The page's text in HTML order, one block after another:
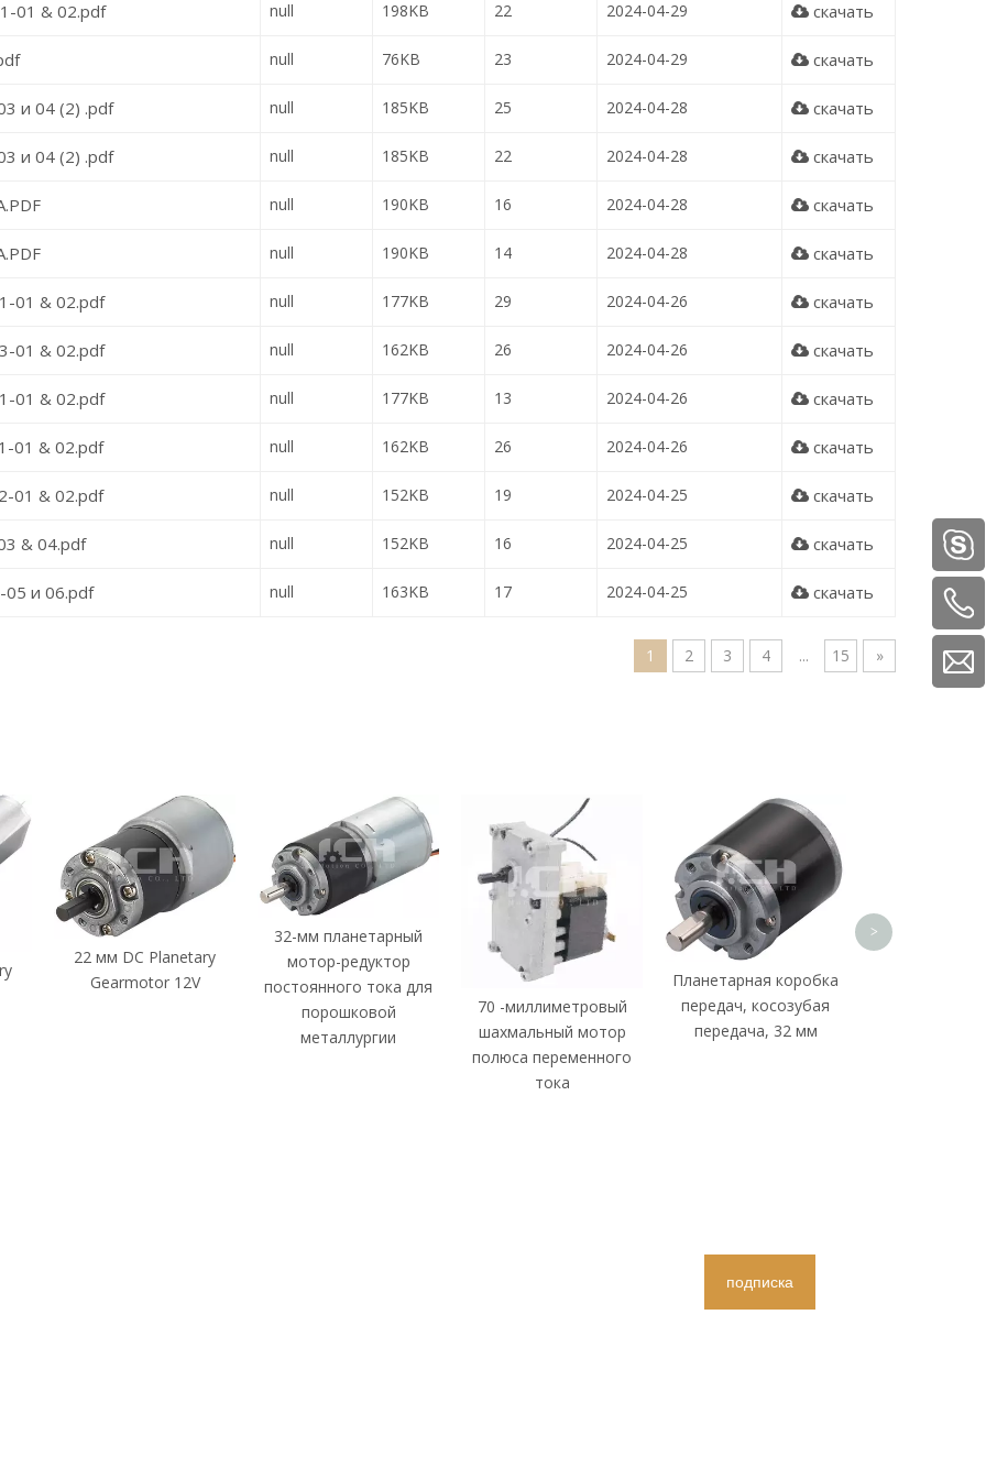
01 & 02.pdf null 198KB 22 2024-04-29 скачать
null 76KB 23 2024-04-29 скачать
и 04 (2) .pdf null 185KB 25 2024-04-28 скачать
и 04 (2) .pdf null 185KB 22 2024-04-28 скачать
null 190KB 16 2024-04-28 скачать
null 190KB 14 2024-04-28 скачать
01 & 02.pdf null 177KB 29 2024-04-26 скачать
01 & 02.pdf null 162KB 26 2024-04-26 скачать
01 & 02.pdf null 177KB 13 2024-04-26 скачать
01 & 02.pdf null 162KB 26 2024-04-26 скачать
01 & 02.pdf null 152KB 19 2024-04-25 скачать
& 04.pdf null 152KB 16 2024-04-25 скачать
05 и 06.pdf null 163KB 17 2024-04-25 скачать
1 2 3 4 ... 15 »
22 мм DC Planetary
Gearmotor 12V
32-мм планетарный
мотор-редуктор
постоянного тока для
порошковой
металлургии
70 -миллиметровый
шахмальный мотор
полюса переменного
тока
Планетарная коробка
передач, косозубая
передача, 32 мм
>
подписка